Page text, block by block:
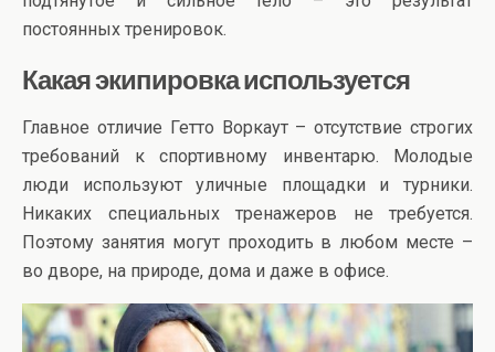
постоянных тренировок.
Какая экипировка используется
Главное отличие Гетто Воркаут – отсутствие строгих
требований к спортивному инвентарю. Молодые
люди используют уличные площадки и турники.
Никаких специальных тренажеров не требуется.
Поэтому занятия могут проходить в любом месте –
во дворе, на природе, дома и даже в офисе.